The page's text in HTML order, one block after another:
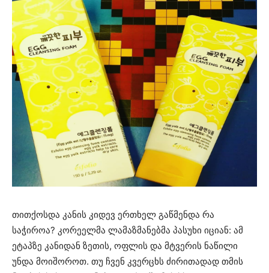
თითქოსდა კანის კიდევ ერთხელ გაწმენდა რა
საჭიროა? კორეელმა ლამაზმანებმა პასუხი იციან: ამ
ეტაპზე კანიდან ზეთის, ოფლის და მტვერის ნაწილი
უნდა მოიშოროთ. თუ ჩვენ კვერცხს ძირითადად თმის